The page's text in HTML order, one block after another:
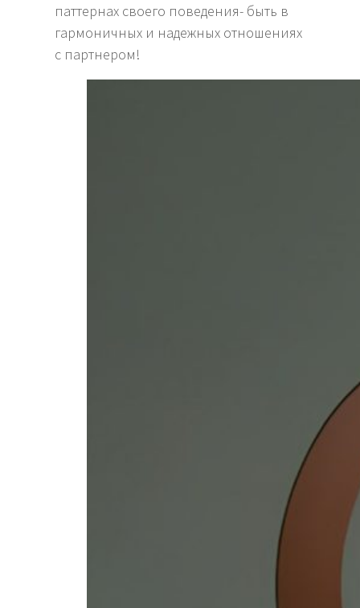
паттернах своего поведения- быть в
гармоничных и надежных отношениях
с партнером!